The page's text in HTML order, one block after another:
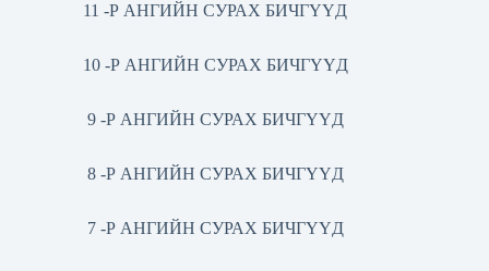
11 -Р АНГИЙН СУРАХ БИЧГҮҮД
10 -Р АНГИЙН СУРАХ БИЧГҮҮД
9 -Р АНГИЙН СУРАХ БИЧГҮҮД
8 -Р АНГИЙН СУРАХ БИЧГҮҮД
7 -Р АНГИЙН СУРАХ БИЧГҮҮД